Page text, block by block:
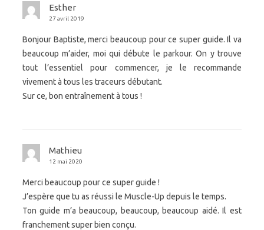
Esther
27 avril 2019
Bonjour Baptiste, merci beaucoup pour ce super guide. Il va
beaucoup m’aider, moi qui débute le parkour. On y trouve
tout l’essentiel pour commencer, je le recommande
vivement à tous les traceurs débutant.
Sur ce, bon entraînement à tous !
Mathieu
12 mai 2020
Merci beaucoup pour ce super guide !
J’espère que tu as réussi le Muscle-Up depuis le temps.
Ton guide m’a beaucoup, beaucoup, beaucoup aidé. Il est
franchement super bien conçu.